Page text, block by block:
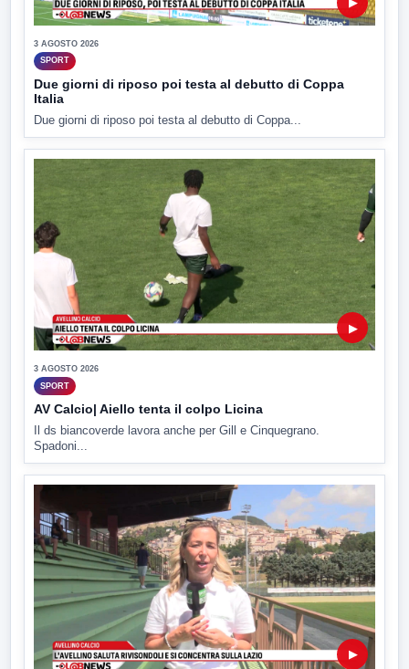
3 AGOSTO 2026
SPORT
Due giorni di riposo poi testa al debutto di Coppa
Italia
Due giorni di riposo poi testa al debutto di Coppa...
▶
3 AGOSTO 2026
SPORT
AV Calcio| Aiello tenta il colpo Licina
Il ds biancoverde lavora anche per Gill e Cinquegrano.
Spadoni...
▶